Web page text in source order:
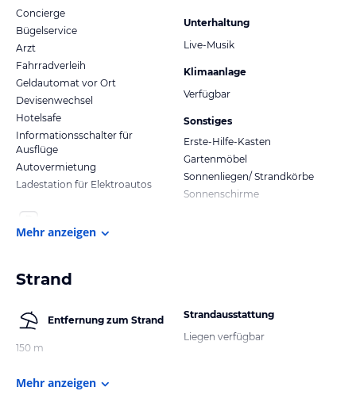
Concierge
Bügelservice
Arzt
Fahrradverleih
Geldautomat vor Ort
Devisenwechsel
Hotelsafe
Informationsschalter für
Ausflüge
Autovermietung
Ladestation für Elektroautos
Unterhaltung
Live-Musik
Klimaanlage
Verfügbar
Sonstiges
Erste-Hilfe-Kasten
Gartenmöbel
Sonnenliegen/ Strandkörbe
Sonnenschirme
Mehr anzeigen
Strand
Entfernung zum Strand
150 m
Strandausstattung
Liegen verfügbar
Mehr anzeigen